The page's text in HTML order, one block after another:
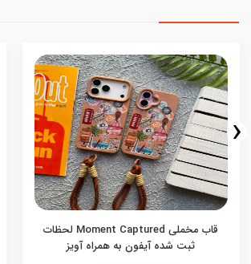
قاب مخملی Moment Captured لحظات
ثبت شده آیفون به همراه آویز
‹